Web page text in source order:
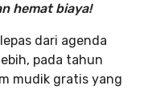
hemat biaya!
dari agenda
pada tahun
mudik gratis yang